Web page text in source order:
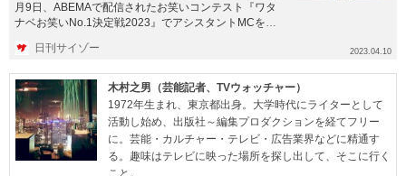
月9日、ABEMAで配信されたお笑いコンテスト『ワタ
ナベお笑いNo.1決定戦2023』でアシスタントMCを務
日刊サイゾー 2023.04.10
木村之男（芸能記者、TVウォッチャー）
1972年生まれ、東京都出身。大学時代にライターとして
活動し始め、出版社～編集プロダクションを経てフリー
に。芸能・カルチャー・テレビ・広告業界などに精通す
る。趣味はテレビに映った場所を探し出して、そこに行く
こと。